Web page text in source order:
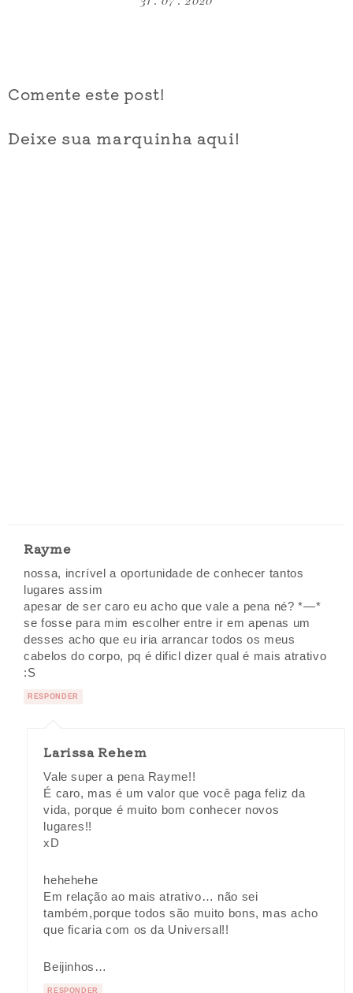
Comente este post!
Deixe sua marquinha aqui!
Rayme
nossa, incrível a oportunidade de conhecer tantos
lugares assim
apesar de ser caro eu acho que vale a pena né? *—*
se fosse para mim escolher entre ir em apenas um
desses acho que eu iria arrancar todos os meus
cabelos do corpo, pq é dificl dizer qual é mais atrativo
:S
RESPONDER
Larissa Rehem
Vale super a pena Rayme!!
É caro, mas é um valor que você paga feliz da
vida, porque é muito bom conhecer novos
lugares!!
xD
hehehehe
Em relação ao mais atrativo… não sei
também,porque todos são muito bons, mas acho
que ficaria com os da Universal!!
Beijinhos…
RESPONDER